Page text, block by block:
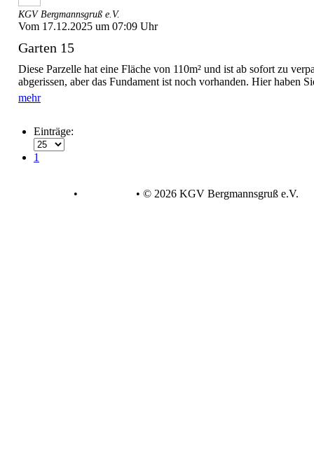
KGV Bergmannsgruß e.V.
Vom 17.12.2025 um 07:09 Uhr
Garten 15
Diese Parzelle hat eine Fläche von 110m² und ist ab sofort zu
abgerissen, aber das Fundament ist noch vorhanden. Hier haben
mehr
Einträge:
1
• • © 2026 KGV Bergmannsgruß e.V.